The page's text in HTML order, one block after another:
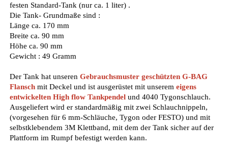
festen Standard-Tank (nur ca. 1 liter) .
Die Tank- Grundmaße sind :
Länge ca. 170 mm
Breite ca. 90 mm
Höhe ca. 90 mm
Gewicht : 49 Gramm
Der Tank hat unseren Gebrauchsmuster geschützten G-BAG
Flansch mit Deckel und ist ausgerüstet mit unserem eigens
entwickelten High flow Tankpendel und 4040 Tygonschlauch.
Ausgeliefert wird er standardmäßig mit zwei Schlauchnippeln,
(vorgesehen für 6 mm-Schläuche, Tygon oder FESTO) und mit
selbstklebendem 3M Klettband, mit dem der Tank sicher auf der
Plattform im Rumpf befestigt werden kann.